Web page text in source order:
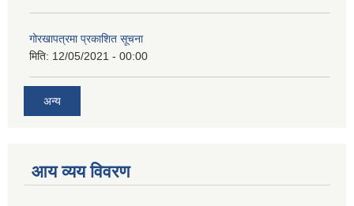
गोरखापत्रमा प्रकाशित सूचना
मिति: 12/05/2021 - 00:00
अन्य
आय व्यय विवरण